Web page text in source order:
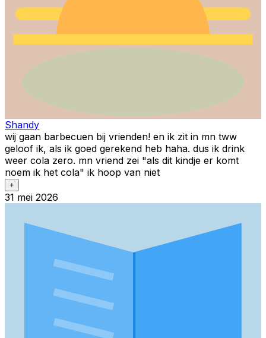
Shandy
wij gaan barbecuen bij vrienden! en ik zit in mn tww
geloof ik, als ik goed gerekend heb haha. dus ik drink
weer cola zero. mn vriend zei "als dit kindje er komt
noem ik het cola" ik hoop van niet
+
31 mei 2026